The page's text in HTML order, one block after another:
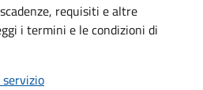
requisiti e altre
i termini e le condizioni di